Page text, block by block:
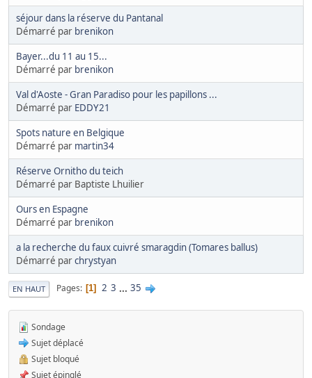
séjour dans la réserve du Pantanal
Démarré par brenikon
Bayer...du 11 au 15...
Démarré par brenikon
Val d'Aoste - Gran Paradiso pour les papillons ...
Démarré par EDDY21
Spots nature en Belgique
Démarré par martin34
Réserve Ornitho du teich
Démarré par Baptiste Lhuilier
Ours en Espagne
Démarré par brenikon
a la recherche du faux cuivré smaragdin (Tomares ballus)
Démarré parchrystyan
EN HAUT Pages 1 2 3 ... 35
Sondage
Sujet déplacé
Sujet bloqué
Sujet épinglé